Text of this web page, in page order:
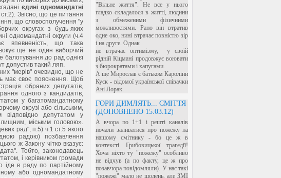
"Вільне життя". Не все у нього
гладко складалося в житті, людини
з обмеженими фізичними
можливостями. Рано він втратив
одне око, нині втрачає повністю зір
і на друге. Однак
не втрачає оптимізму, у своїй
рідній Кіцмані продовжує воювати
з бюрократами і хапугами.
А ще Мирослав є батьком Кароліни
Куєк - відомої української співачки
Ані Лорак.
ГОРИ ДИМЛЯТЬ... СМІТТЯ
(ДОПОВНЕНО 15.03.12)
А вчора по 1+1 і решті каналів
почали заливатися про пожежу на
нашому смітнику - бо це ж в
контексті Грибовицької трагедії!
Хоча ніхто ту "пожежу" особливо
не відчув (а по факту, це ж про
позавчора повідомляли). У нас такі
"пожежі" мало не щодень, але ЗМІ
єдині одномандатні
ст.2). Звісно, що це питання
що словосполучення "у
округах з будь-яких
одномандатні округи (ч.4
впевненість, що така
ще не один виборчий
до рад однієї
допустив такий ляп.
"мерів" очевидно, що не
має своє пояснення. Щоб
обраних депутатів,
одного з кандидатів,
у багатомандатному
окрузі або сільським,
депутатом у
міським головою».
рад", п.5) ч.1 ст.5 якого
радою) позбавлення
ж Закону чітко вказує:
Тобто, законодавець
і керівником громади
іде в раду по партійному
або одномандатному